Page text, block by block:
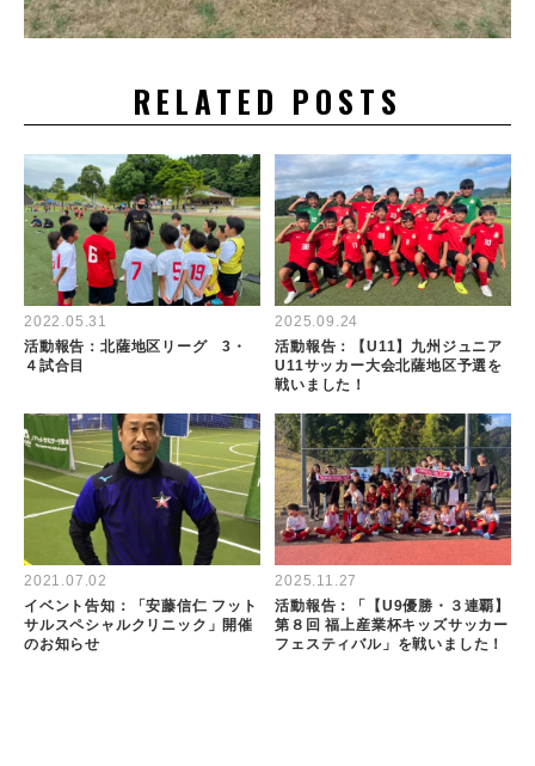
RELATED POSTS
2022.05.31
活動報告：北薩地区リーグ 3・
４試合目
2025.09.24
活動報告：【U11】九州ジュニア
U11サッカー大会北薩地区予選を
戦いました！
2021.07.02
イベント告知：「安藤信仁 フット
サルスペシャルクリニック」開催
のお知らせ
2025.11.27
活動報告：「【U9優勝・３連覇】
第８回 福上産業杯キッズサッカー
フェスティバル」を戦いました！